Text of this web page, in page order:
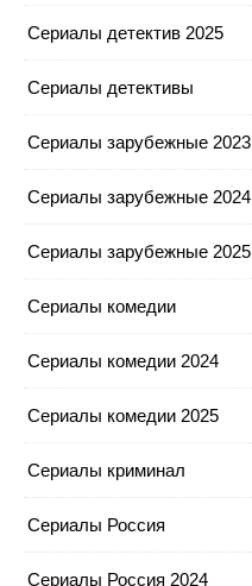
Сериалы детектив 2025
Сериалы детективы
Сериалы зарубежные 2023
Сериалы зарубежные 2024
Сериалы зарубежные 2025
Сериалы комедии
Сериалы комедии 2024
Сериалы комедии 2025
Сериалы криминал
Сериалы Россия
Сериалы Россия 2024